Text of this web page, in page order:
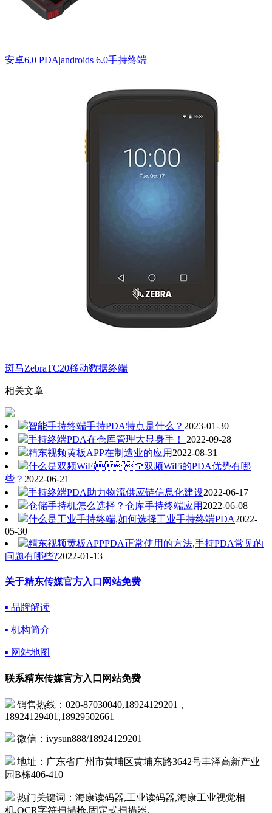
安卓6.0 PDA|androids 6.0手持终端
斑马ZebraTC20移动数据终端
相关文章
智能手持终端手持PDA特点是什么？ 2023-01-30
手持终端PDA在仓库管理大显身手！ 2022-09-28
精东视频黄板APP在制造业的应用 2022-08-31
什么是双频WiFi？双频WiFi的PDA优势有哪
些？ 2022-06-21
手持终端PDA助力物流供应链信息化建设2022-06-17
仓储手持机怎么选择？仓库手持终端应用 2022-06-08
什么是工业手持终端,如何选择工业手持终端PDA2022-
05-30
精东视频黄板APPPDA正常使用的方法,手持PDA常见的
问题有哪些?2022-01-13
关于精东传媒官方入口网站免费
▪ 品牌解读
▪ 机构简介
▪ 网站地图
联系精东传媒官方入口网站免费
销售热线：020-87030040,18924129201，
18924129401,18929502661
微信：ivysun888/18924129201
地址：广东省广州市黄埔区黄埔东路3642号丰泽高新产业
园B栋406-410
热门关键词：海康读码器,工业读码器,海康工业视觉相
机,OCR字符扫描枪,固定式扫描器,